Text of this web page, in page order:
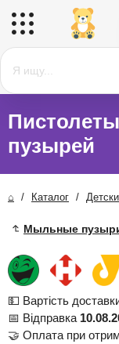
пузырей
⌂ / Каталог /
Мыльные
💵 Вартість
📅 Відправка
🤝 Оплата при